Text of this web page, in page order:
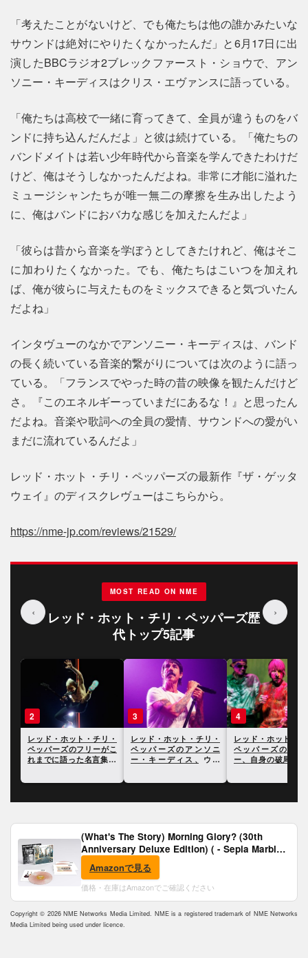
「考えたことがないけど、でも俺たちは他の誰かみたいな
サウンドは絶対にやりたくなかったんだ」と6月17日に出
演したBBCラジオ2ブレックファースト・ショウで、アン
ソニー・キーディスはクリス・エヴァンスに語っている。
「俺たちは高校で一緒に育ってきて、全員が違うものをバ
ンドに持ち込んだんだよ」と彼は続けている。「俺たちの
バンドメイトは若い少年時代から音楽を学んできたわけだ
けど、俺はそうしなかったんだよね。非常に才能に溢れた
ミュージシャンたちが唯一無二の摩擦を生み出したよう
に、俺はバンドにおバカな感じを加えたんだよ」
「彼らは昔から音楽を学ぼうとしてきたけれど、俺はそこ
に加わりたくなかった。でも、俺たちはこいつを加えれ
ば、俺が彼らに与えたものをミックスできると気づいたん
だよね」
インタヴューのなかでアンソニー・キーディスは、バンド
の長く続いている音楽的繋がりについては次のように語っ
ている。「フランスでやった時の昔の映像を観たんだけど
さ。『このエネルギーっていまだにあるな！』と思ったん
だよね。音楽や歌詞への全員の愛情、サウンドへの愛がい
まだに流れているんだよ」
レッド・ホット・チリ・ペッパーズの最新作『ザ・ゲッタ
ウェイ』のディスクレヴューはこちらから。
https://nme-jp.com/reviews/21529/
‹
MOST READ ON NME
レッド・ホット・チリ・ペッパーズ歴
代トップ5記事
›
3
レッド・ホット・チリ・
ペッパーズのアンソニ
ー・キーディス、ウィ
4
レッド・ホット・チリ・
ペッパーズのアンソニ
ー、自身の破局と性生活
5
レッチリのアンソ
キーディス、クリ
ーネルの死について
(What's The Story) Morning Glory? (30th
Anniversary Deluxe Edition) ( - Sepia Marble
Vinyl) [Analog]
Amazonで見る
価格・在庫はAmazonでご確認ください
Copyright © 2026 NME Networks Media Limited. NME is a registered trademark of NME Networks
Media Limited being used under licence.